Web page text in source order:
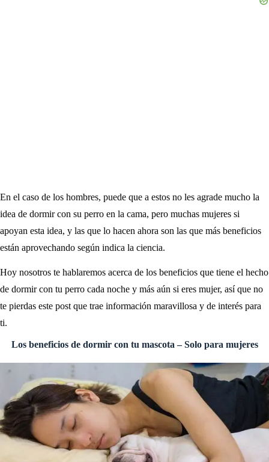
En el caso de los hombres, puede que a estos no les agrade mucho la
idea de dormir con su perro en la cama, pero muchas mujeres si
apoyan esta idea, y las que lo hacen ahora son las que más beneficios
están aprovechando según indica la ciencia.
Hoy nosotros te hablaremos acerca de los beneficios que tiene el hecho
de dormir con tu perro cada noche y más aún si eres mujer, así que no
te pierdas este post que trae información maravillosa y de interés para
ti.
Los beneficios de dormir con tu mascota – Solo para mujeres